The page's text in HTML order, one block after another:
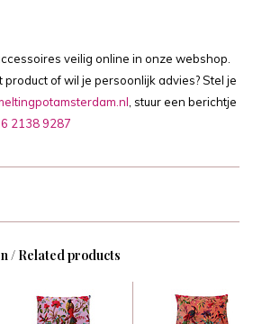
veilig online in onze webshop.
of wil je persoonlijk advies? Stel je
, stuur een berichtje
2138 9287
/ Related products